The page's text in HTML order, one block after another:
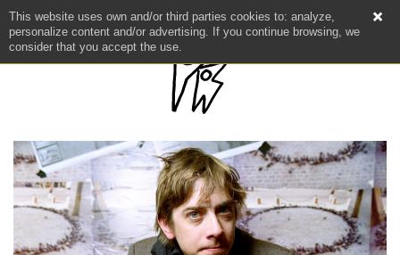
This website uses own and/or third parties cookies to: analyze,
personalize content and/or advertising. If you continue browsing, we
consider that you accept the use.